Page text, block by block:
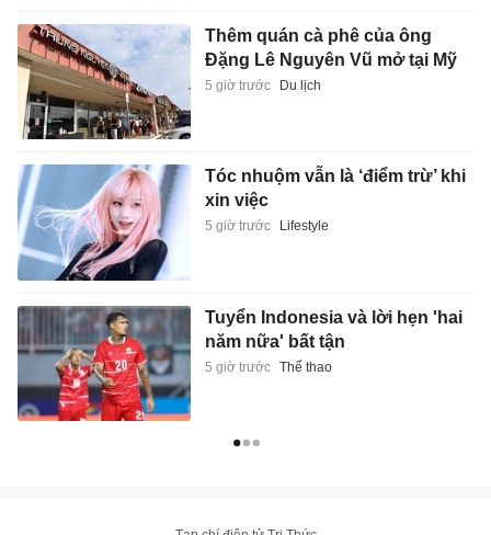
Thêm quán cà phê của ông
Đặng Lê Nguyên Vũ mở tại Mỹ
5 giờ trước Du lịch
Tóc nhuộm vẫn là ‘điểm trừ’ khi
xin việc
5 giờ trước Lifestyle
Tuyển Indonesia và lời hẹn 'hai
năm nữa' bất tận
5 giờ trước Thể thao